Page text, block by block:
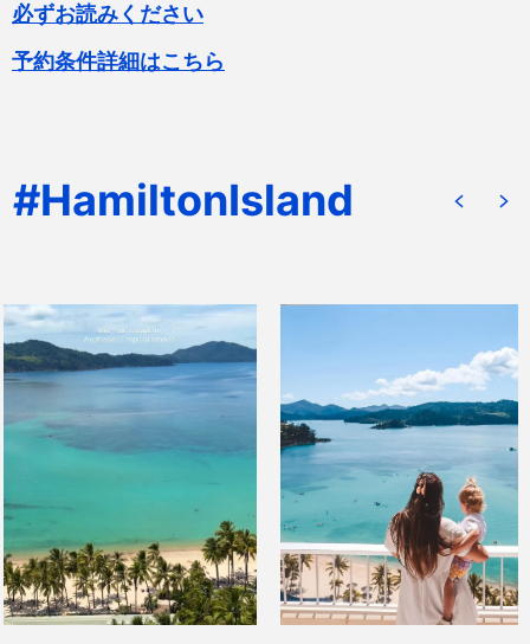
必ずお読みください
予約条件詳細はこちら